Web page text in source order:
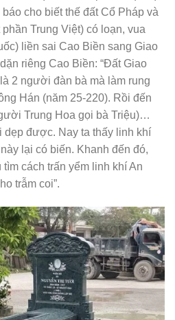
cho biết thế đất Cổ Pháp và
Trung Việt) có loạn, vua
liền sai Cao Biền sang Giao
riêng Cao Biền: “Đất Giao
2 người đàn bà mà làm rung
Hán (năm 25-220). Rồi đến
Trung Hoa gọi bà Triệu)…
dẹp được. Nay ta thấy linh khí
lại có biến. Khanh đến đó,
cách trấn yểm linh khí An
trẫm coi”.